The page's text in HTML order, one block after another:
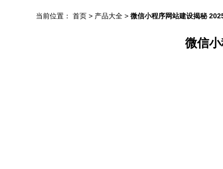
当前位置： 首页 > 产品大全 > 微信小程序网站建设揭秘
微信